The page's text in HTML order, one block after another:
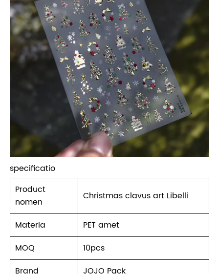
specificatio
Product
nomen
Christmas clavus art Libelli
Materia
PET amet
MOQ
10pcs
Brand
JOJO Pack